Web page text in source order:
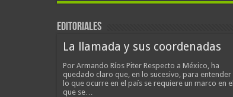
EDITORIALES
La llamada y sus coordenadas
Por Armando Ríos Piter Respecto a México, ha
quedado claro que, en lo sucesivo, para entender
lo que ocurre en el país se requiere un marco en el
que se…